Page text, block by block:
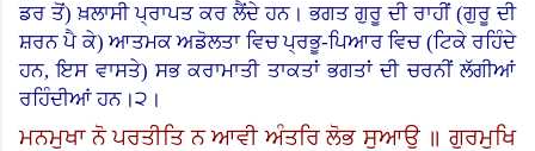
ਡਰ ਤੋਂ)ਖ਼ਲਾਸੀ ਪ੍ਰਾਪਤ ਕਰ ਲੈਂਦੇ ਹਨ। ਭਗਤ ਗੁਰੂ ਦੀ ਰਾਹੀਂ (ਗੁਰੂ ਦੀ
ਸ਼ਰਨ ਪੈ ਕੇ) ਆਤਮਕ ਅਡੋਲਤਾ ਵਿਚ ਪ੍ਰਭੂ-ਪਿਆਰ ਵਿਚ (ਟਿਕੇ ਰਹਿੰਦੇ
ਹਨ, ਇਸ ਵਾਸਤੇ) ਸਭ ਕਰਾਮਾਤੀ ਤਾਕਤਾਂ ਭਗਤਾਂ ਦੀ ਚਰਨੀਂ ਲੱਗੀਆਂ
ਰਹਿੰਦੀਆਂ ਹਨ।੨।
ਮਨਮੁਖਾ ਨੋ ਪਰਤੀਤਿ ਨ ਆਵੀ ਅੰਤਰਿ ਲੋਭ ਸੁਆਉ ॥ ਗੁਰਮੁਖਿ